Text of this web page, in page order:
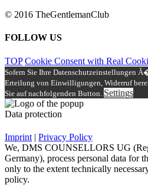
© 2016 TheGentlemanClub
FOLLOW US
TOP Cookie Consent with Real
Sofern Sie Ihre Datenschutzeinstellungen
Erteilung von Einwilligungen, Widerruf
Sie auf nachfolgenden Button. Settings
Data protection
Imprint | Privacy Policy
We, DMS COUNSELLORS UG
Germany), process personal data for
only to the extent technically
policy.